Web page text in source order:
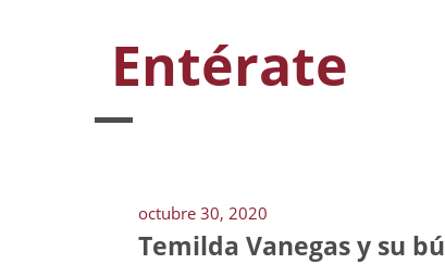
Entérate
octubre 30, 2020
Temilda Vanegas y su